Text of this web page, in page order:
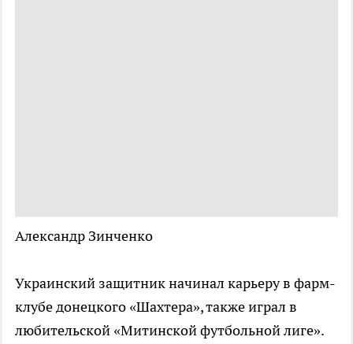
Александр Зинченко
Украинский защитник начинал карьеру в фарм-
клубе донецкого «Шахтера», также играл в
любительской «Митинской футбольной лиге».